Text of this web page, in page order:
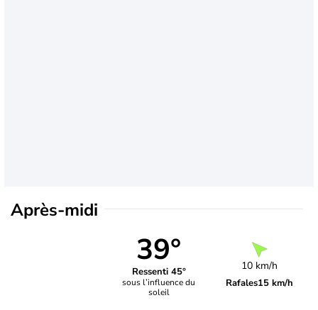
Après-midi
39°
Ressenti 45°
sous l’influence du
soleil
10 km/h
Rafales15 km/h